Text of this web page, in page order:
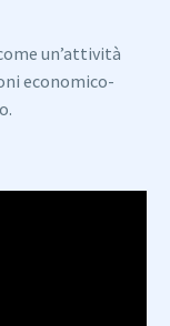
un’attività
economico-